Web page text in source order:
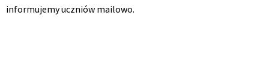
informujemy uczniów mailowo.